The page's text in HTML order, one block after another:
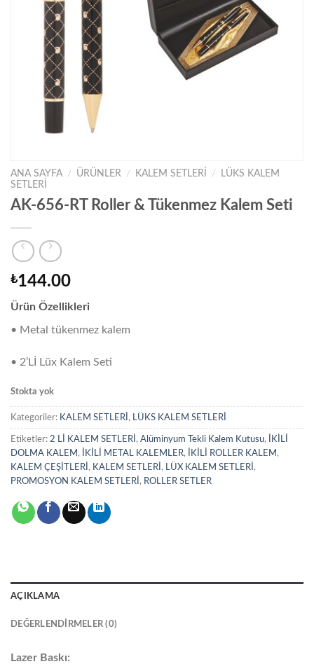
ANA SAYFA / ÜRÜNLER / KALEM SETLERİ /
LÜKS KALEM
SETLERİ
AK-656-RT Roller & Tükenmez Kalem Seti
₺144.00
Ürün Özellikleri
• Metal tükenmez kalem
• 2’Lİ Lüx Kalem Seti
Stokta yok
Kategoriler: KALEM SETLERİ , LÜKS KALEM SETLERİ
Etiketler: 2 Lİ KALEM SETLERİ , Alüminyum Tekli Kalem Kutusu,
İKİLİ
DOLMA KALEM , İKİLİ METAL KALEMLER, İKİLİ ROLLER KALEM ,
KALEM ÇEŞİTLERİ , KALEM SETLERİ , LÜX KALEM SETLERİ ,
PROMOSYON KALEM SETLERİ , ROLLER SETLER
AÇIKLAMA
DEĞERLENDIRMELER (0)
Lazer Baskı: